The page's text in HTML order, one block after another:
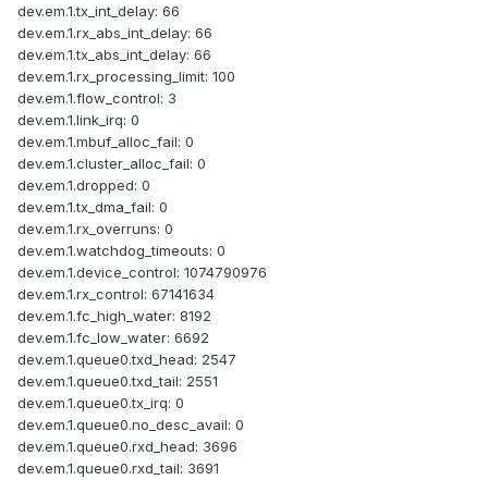
dev.em.1.tx_int_delay: 66
dev.em.1.rx_abs_int_delay: 66
dev.em.1.tx_abs_int_delay: 66
dev.em.1.rx_processing_limit: 100
dev.em.1.flow_control: 3
dev.em.1.link_irq: 0
dev.em.1.mbuf_alloc_fail: 0
dev.em.1.cluster_alloc_fail: 0
dev.em.1.dropped: 0
dev.em.1.tx_dma_fail: 0
dev.em.1.rx_overruns: 0
dev.em.1.watchdog_timeouts: 0
dev.em.1.device_control: 1074790976
dev.em.1.rx_control: 67141634
dev.em.1.fc_high_water: 8192
dev.em.1.fc_low_water: 6692
dev.em.1.queue0.txd_head: 2547
dev.em.1.queue0.txd_tail: 2551
dev.em.1.queue0.tx_irq: 0
dev.em.1.queue0.no_desc_avail: 0
dev.em.1.queue0.rxd_head: 3696
dev.em.1.queue0.rxd_tail: 3691